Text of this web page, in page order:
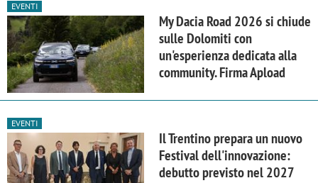
EVENTI
My Dacia Road 2026 si chiude
sulle Dolomiti con
un'esperienza dedicata alla
community. Firma Apload
EVENTI
Il Trentino prepara un nuovo
Festival dell'innovazione:
debutto previsto nel 2027